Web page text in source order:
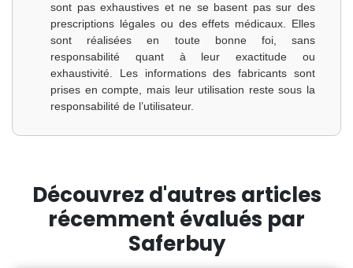
sont pas exhaustives et ne se basent pas sur des
prescriptions légales ou des effets médicaux. Elles
sont réalisées en toute bonne foi, sans
responsabilité quant à leur exactitude ou
exhaustivité. Les informations des fabricants sont
prises en compte, mais leur utilisation reste sous la
responsabilité de l’utilisateur.
Découvrez d'autres articles
récemment évalués par
Saferbuy